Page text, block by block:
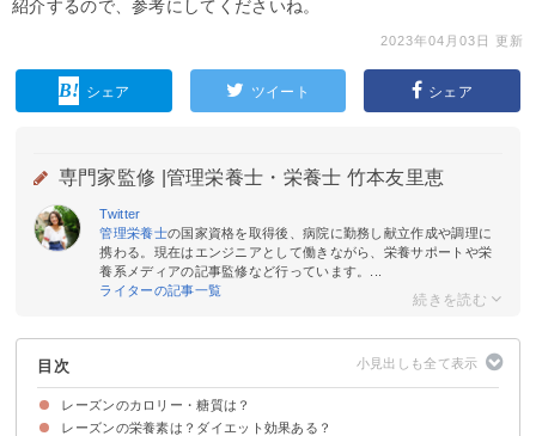
紹介するので、参考にしてくださいね。
2023年04月03日 更新
シェア ツイート シェア
専門家監修 | 管理栄養士・栄養士 竹本友里恵
Twitter
管理栄養士の国家資格を取得後、病院に勤務し献立作成や調理に
携わる。現在はエンジニアとして働きながら、栄養サポートや栄
養系メディアの記事監修など行っています。...
ライターの記事一覧
目次
レーズンのカロリー・糖質は？
レーズン（1粒/10粒/20粒）のカロリー・糖質
レーズンのカロリー・糖質量を他のドライフルーツと比較
レーズン(20粒)のカロリーを消費するのに必要な運動量
レーズンの栄養素は？ダイエット効果ある？